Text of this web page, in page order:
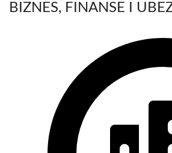
BIZNES, FINANSE I